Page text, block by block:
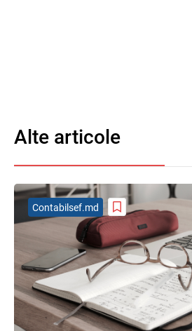
Alte articole
Contabilsef.md